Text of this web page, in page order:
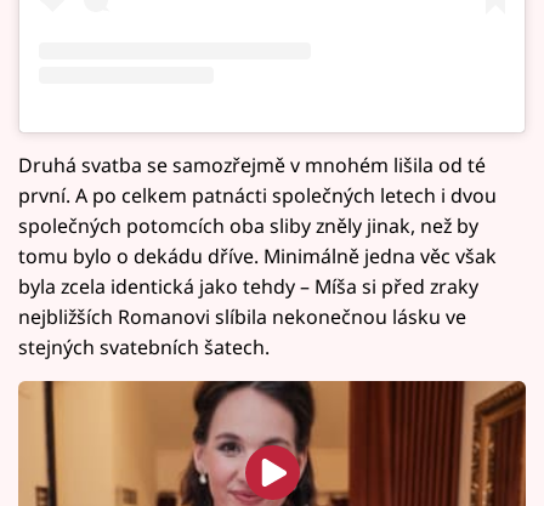
Druhá svatba se samozřejmě v mnohém lišila od té
první. A po celkem patnácti společných letech i dvou
společných potomcích oba sliby zněly jinak, než by
tomu bylo o dekádu dříve. Minimálně jedna věc však
byla zcela identická jako tehdy – Míša si před zraky
nejbližších Romanovi slíbila nekonečnou lásku ve
stejných svatebních šatech.